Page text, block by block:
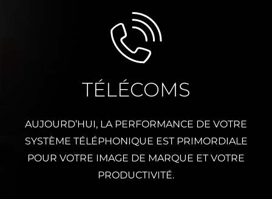
TÉLÉCOMS
AUJOURD’HUI, LA PERFORMANCE DE VOTRE
SYSTÈME TÉLÉPHONIQUE EST PRIMORDIALE
POUR VOTRE IMAGE DE MARQUE ET VOTRE
PRODUCTIVITÉ.